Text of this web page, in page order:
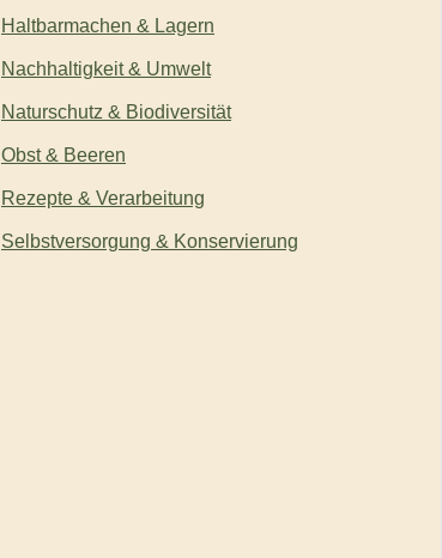
Haltbarmachen & Lagern
Nachhaltigkeit & Umwelt
Naturschutz & Biodiversität
Obst & Beeren
Rezepte & Verarbeitung
Selbstversorgung & Konservierung